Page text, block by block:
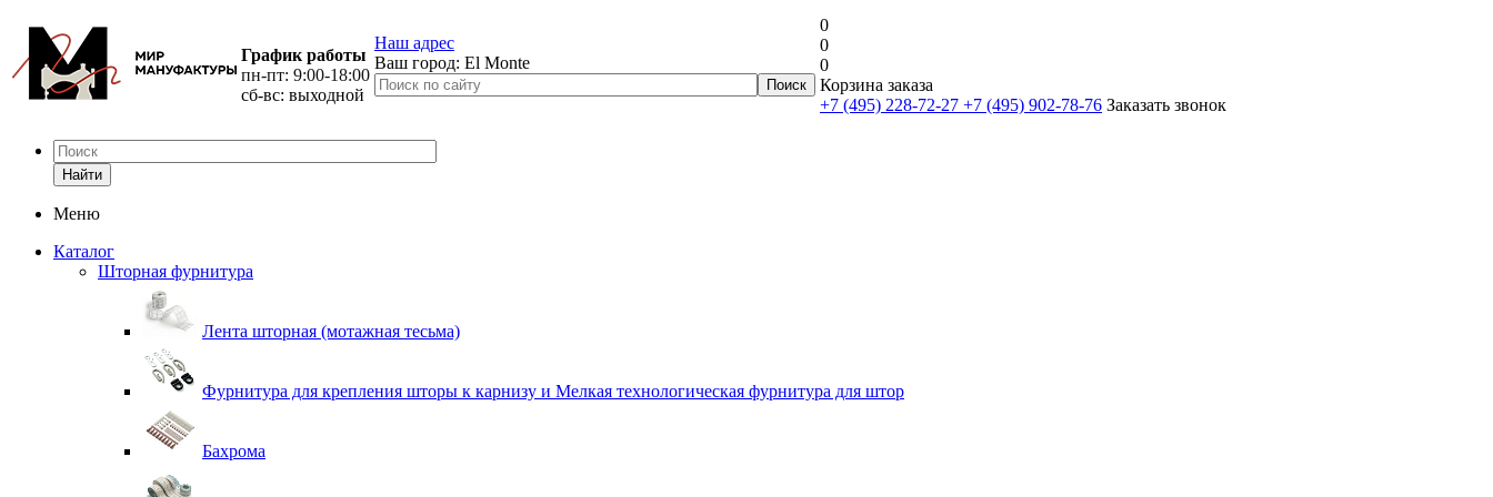
График работы
пн-пт: 9:00-18:00
сб-вс: выходной
Наш адрес
Ваш город: El Monte
0
0
0
Корзина заказа
+7 (495) 228-72-27 +7 (495) 902-78-76 Заказать звонок
Найти
Меню
Каталог
Шторная фурнитура
Лента шторная (мотажная тесьма)
Фурнитура для крепления шторы к карнизу и Мелкая технологическая фурнитура для штор
Бахрома